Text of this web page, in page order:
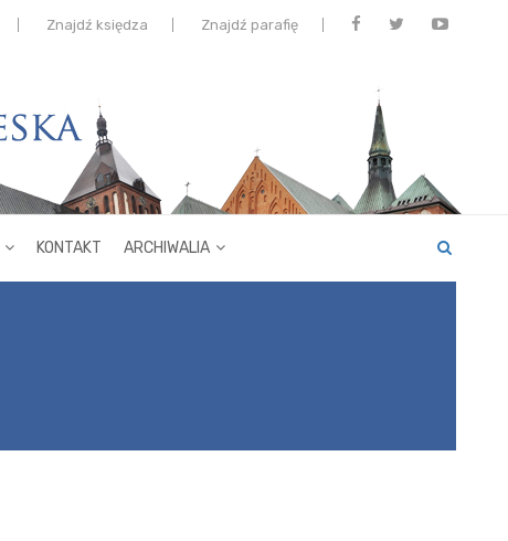
Znajdź księdza Znajdź parafię
KONTAKT ARCHIWALIA